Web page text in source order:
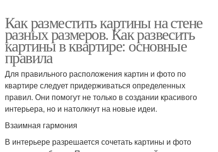
Как разместить картины на стене
разных размеров. Как развесить
картины в квартире: основные
правила
Для правильного расположения картин и фото по
квартире следует придерживаться определенных
правил. Они помогут не только в создании красивого
интерьера, но и натолкнут на новые идеи.
Взаимная гармония
В интерьере разрешается сочетать картины и фото